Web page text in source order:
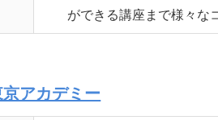
ができる講座まで様々な
京アカデミー